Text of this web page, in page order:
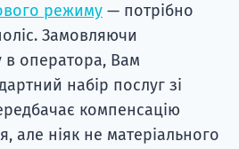
режиму — потрібно
Замовляючи
в оператора, Вам
набір послуг зі
компенсацію
але ніяк не матеріального